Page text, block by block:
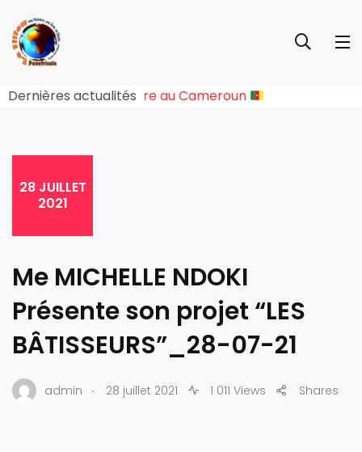
Dernières actualités
Sociopolitique Majeure au Cameroun
28 JUILLET
2021
Me MICHELLE NDOKI
Présente son projet “LES
BÂTISSEURS”_28-07-21
admin . 28 juillet 2021 1 011 Views Shares